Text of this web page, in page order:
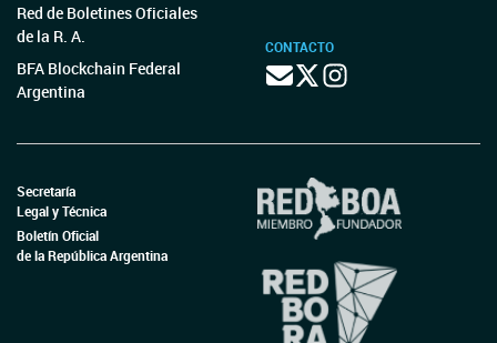
Red de Boletines Oficiales
de la R. A.
BFA Blockchain Federal
Argentina
CONTACTO
Secretaría
Legal y Técnica
Boletín Oficial
de la República Argentina